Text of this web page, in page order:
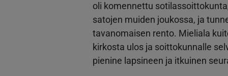
oli komennettu
satojen muiden joukossa, ja
tavanomaisen rento. Mieliala
kirkosta ulos ja soittokunnalle
pienine lapsineen ja itkuinen